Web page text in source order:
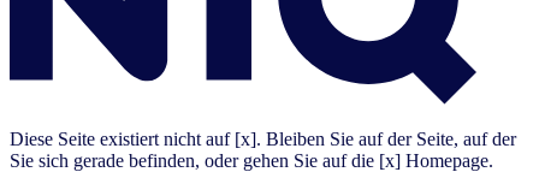
Diese Seite existiert nicht auf [x]. Bleiben Sie auf der Seite, auf der
Sie sich gerade befinden, oder gehen Sie auf die [x] Homepage.